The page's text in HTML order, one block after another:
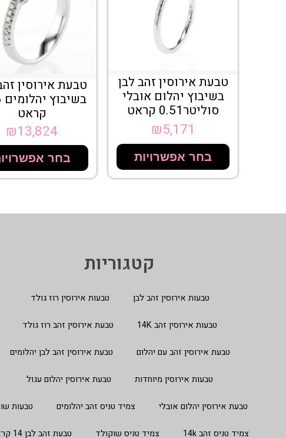
טבעת אירוסין זהב לבן
בשיבוץ יהלום אובלי
סוליטר0.51 קראט
₪5,171
בחר אפשרויות
טבעת אירוסין
קראט
₪13,824
בחר
קטגוריות
טבעות אירוסין זהב לבן טבעות אירוסין רוז גולד
טבעות אירוסין זהב 14K טבעת אירוסין זהב רוז גולד
טבעת אירוסין זהב עם יהלום טבעת אירוסין זהב לבן יהלומים
טבעות אירוסין מיוחדות טבעת אירוסין יהלום עגול
טבעת אירוסין יהלום אובלי צמיד טניס זהב יהלומים טבעות
צמיד טניס זהב 14k צמיד טניס שוקולד טבעת זהב לבן 14 קראט